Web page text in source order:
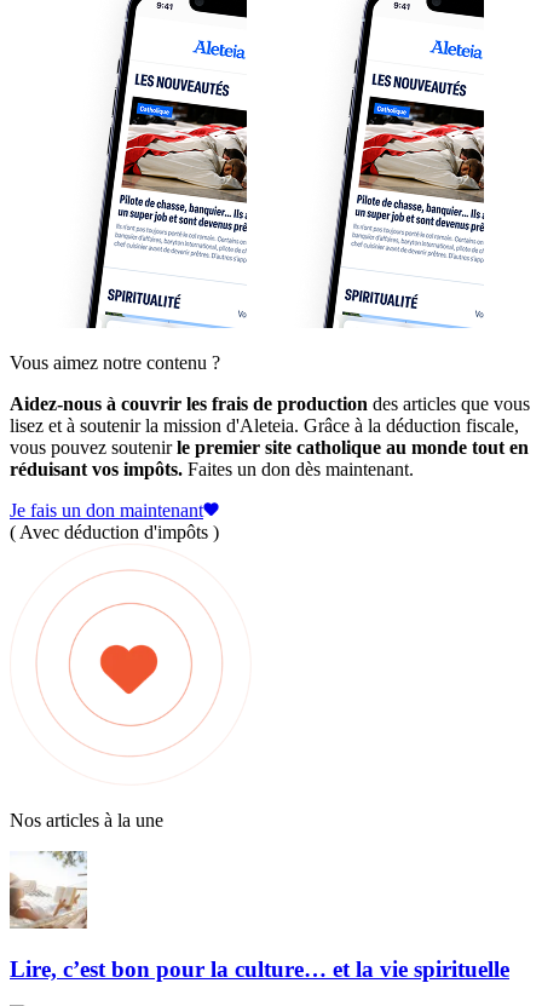
Vous aimez notre contenu ?
Aidez-nous à couvrir les frais de production des articles que vous
lisez et à soutenir la mission d'Aleteia. Grâce à la déduction fiscale,
vous pouvez soutenirle premier site catholique au monde tout en
réduisant vos impôts. Faites un don dès maintenant.
Je fais un don maintenant
( Avec déduction d'impôts )
Nos articles à la une
Lire, c’est bon pour la culture… et la vie spirituelle